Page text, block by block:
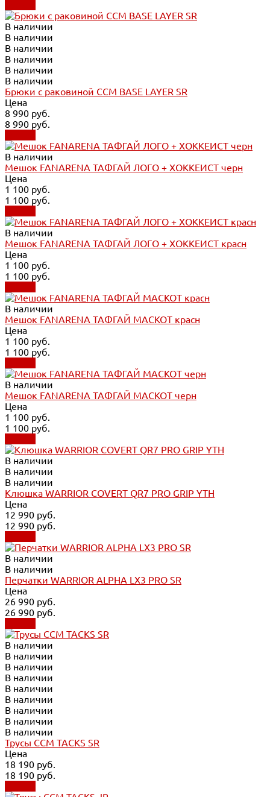
В наличии
В наличии
В наличии
В наличии
В наличии
В наличии
Брюки с раковиной CCM BASE LAYER SR
Цена
8 990 руб.
8 990 руб.
В наличии
Мешок FANARENA ТАФГАЙ ЛОГО + ХОККЕИСТ черн
Цена
1 100 руб.
1 100 руб.
В наличии
Мешок FANARENA ТАФГАЙ ЛОГО + ХОККЕИСТ красн
Цена
1 100 руб.
1 100 руб.
В наличии
Мешок FANARENA ТАФГАЙ МАСКОТ красн
Цена
1 100 руб.
1 100 руб.
В наличии
Мешок FANARENA ТАФГАЙ МАСКОТ черн
Цена
1 100 руб.
1 100 руб.
В наличии
В наличии
В наличии
Клюшка WARRIOR COVERT QR7 PRO GRIP YTH
Цена
12 990 руб.
12 990 руб.
В наличии
В наличии
Перчатки WARRIOR ALPHA LX3 PRO SR
Цена
26 990 руб.
26 990 руб.
В наличии
В наличии
В наличии
В наличии
В наличии
В наличии
В наличии
В наличии
В наличии
Трусы CCM TACKS SR
Цена
18 190 руб.
18 190 руб.